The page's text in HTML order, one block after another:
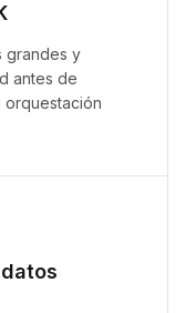
grandes y
antes de
orquestación